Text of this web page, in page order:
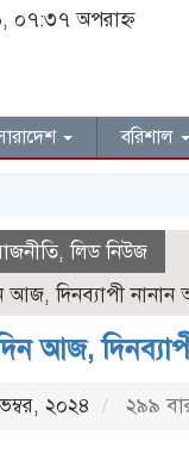
০৭:৩৭ অপরাহ্ন
বরিশাল
,লিড নিউজ
আজ, দিনব্যাপী নানান
আজ,
২০২৪ ২৯৯